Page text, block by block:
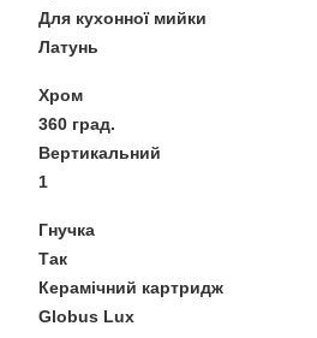
Для кухонної мийки
Латунь
Хром
360 град.
Вертикальний
1
Гнучка
Так
Керамічний картридж
Globus Lux